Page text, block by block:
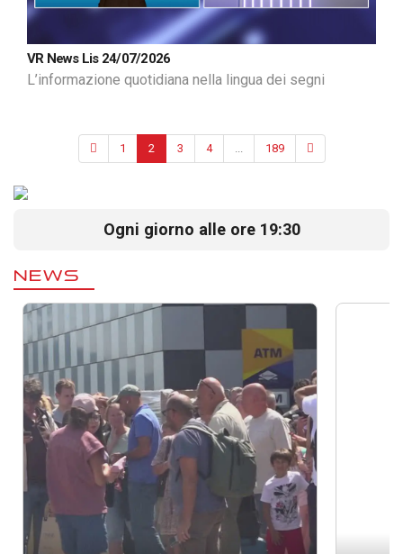
VR News Lis 24/07/2026
L’informazione quotidiana nella lingua dei segni
1 2 3 4 ... 189
Ogni giorno alle ore 19:30
NEWS